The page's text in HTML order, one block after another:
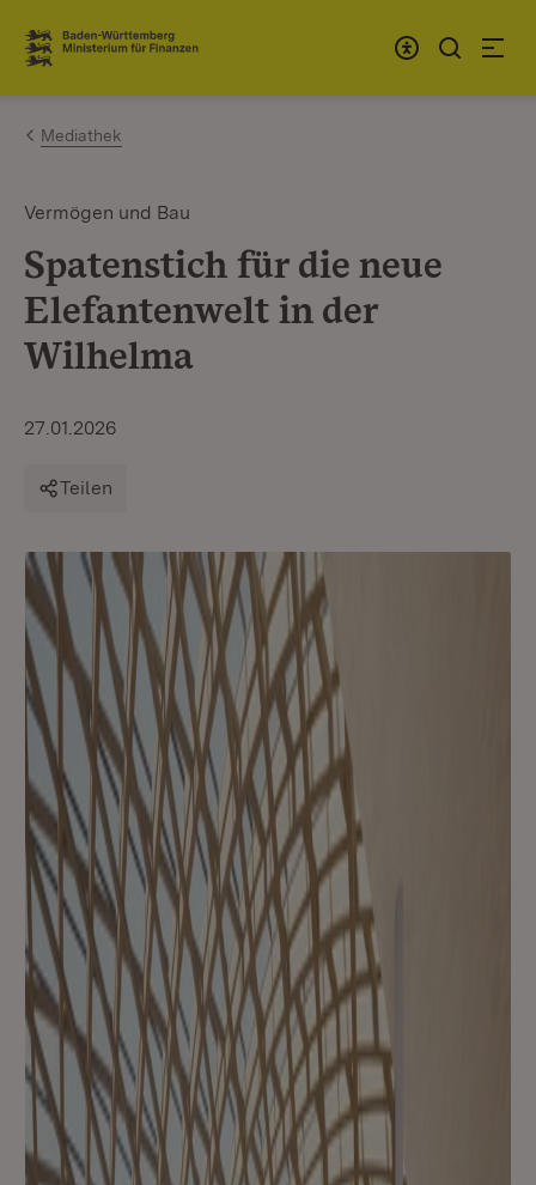
Zum Inhalt springen
Link zur Startseite
Mediathek
Vermögen und Bau
Spatenstich für die neue
Elefantenwelt in der
Wilhelma
27.01.2026
Teilen